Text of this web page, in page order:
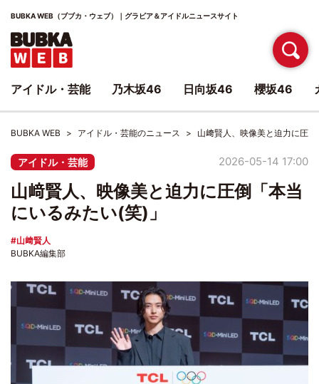
BUBKA WEB（ブブカ・ウェブ）｜グラビア＆アイドルニュースサイト
BUBKA WEB アイドル・芸能のニュース 山﨑賢人、映像美と迫力に圧
アイドル・芸能 2026-05-14 17:00
山﨑賢人、映像美と迫力に圧倒「本当
にいるみたい(笑)」
山﨑賢人
BUBKA編集部
アイドル・芸能 乃木坂46 日向坂46 櫻坂46